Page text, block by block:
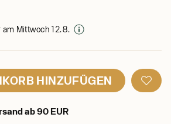
Mittwoch 12. 8.
HINZUFÜGEN
ab 90 EUR